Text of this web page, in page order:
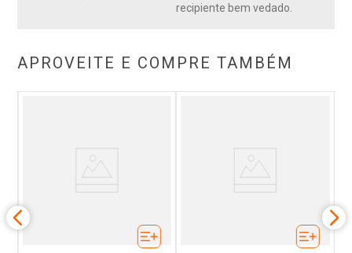
recipiente bem vedado.
APROVEITE E COMPRE TAMBÉM